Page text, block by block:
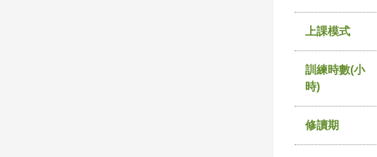
上課模式
訓練時數(小
時)
修讀期